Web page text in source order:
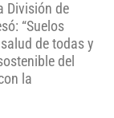
División de
“Suelos
de todas y
del
la